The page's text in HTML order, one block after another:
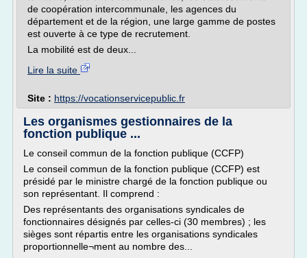
de coopération intercommunale, les agences du
département et de la région, une large gamme de postes
est ouverte à ce type de recrutement.
La mobilité est de deux...
Lire la suite
Site : https://vocationservicepublic.fr
Les organismes gestionnaires de la
fonction publique ...
Le conseil commun de la fonction publique (CCFP)
Le conseil commun de la fonction publique (CCFP) est
présidé par le ministre chargé de la fonction publique ou
son représentant. Il comprend :
Des représentants des organisations syndicales de
fonctionnaires désignés par celles-ci (30 membres) ; les
sièges sont répartis entre les organisations syndicales
proportionnelle¬ment au nombre des...